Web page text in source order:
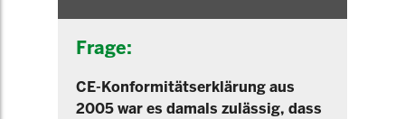
Frage:
CE-Konformitätserklärung aus
2005 war es damals zulässig, dass